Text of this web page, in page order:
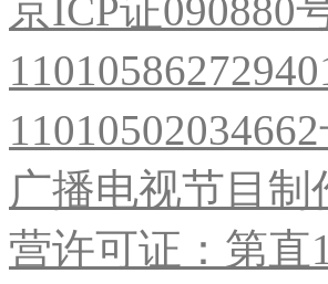
京ICP证090880
广播电视节目制
营许可证：第直